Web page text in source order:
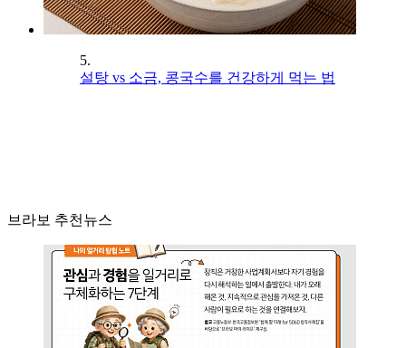
5.
설탕 vs 소금, 콩국수를 건강하게 먹는 법
브라보 추천뉴스